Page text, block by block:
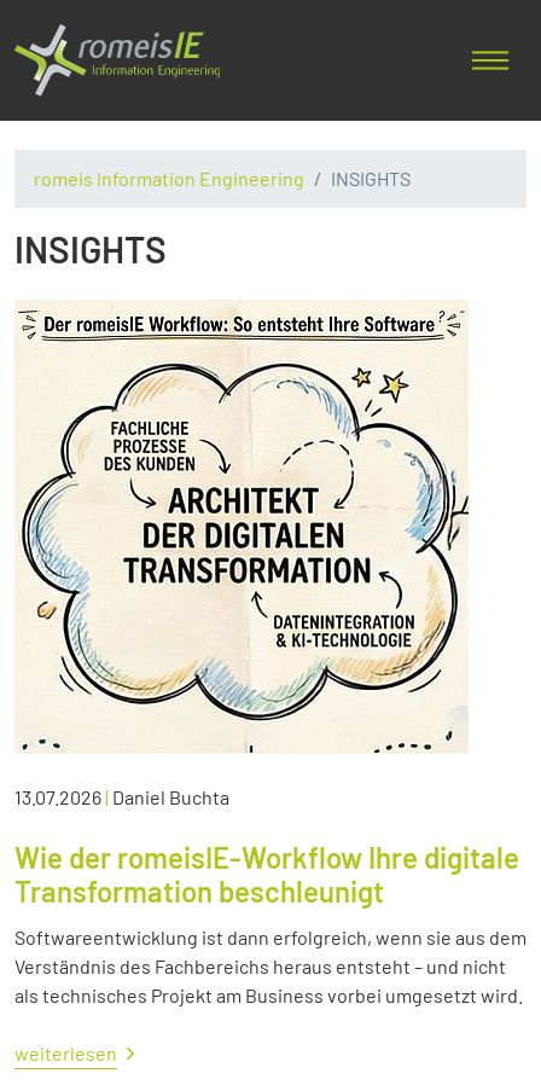
romeis Information Engineering INSIGHTS
INSIGHTS
13.07.2026| Daniel Buchta
Wie der romeisIE-Workflow Ihre digitale
Transformation beschleunigt
Softwareentwicklung ist dann erfolgreich, wenn sie aus dem
Verständnis des Fachbereichs heraus entsteht – und nicht
als technisches Projekt am Business vorbei umgesetzt wird.
weiterlesen